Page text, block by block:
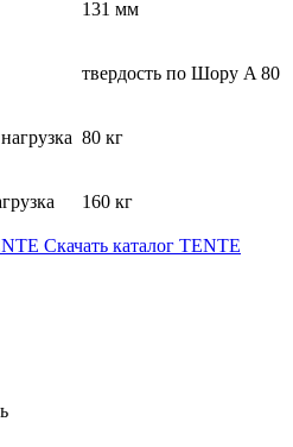
131 мм
твердость по Шору A 80
80 кг
160 кг
Скачать каталог TENTE